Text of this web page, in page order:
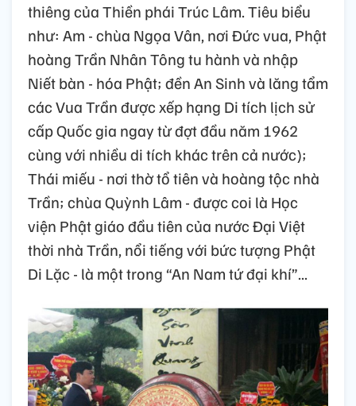
thiêng của Thiền phái Trúc Lâm. Tiêu biểu
như: Am - chùa Ngọa Vân, nơi Đức vua, Phật
hoàng Trần Nhân Tông tu hành và nhập
Niết bàn - hóa Phật; đền An Sinh và lăng tẩm
các Vua Trần được xếp hạng Di tích lịch sử
cấp Quốc gia ngay từ đợt đầu năm 1962
cùng với nhiều di tích khác trên cả nước);
Thái miếu - nơi thờ tổ tiên và hoàng tộc nhà
Trần; chùa Quỳnh Lâm - được coi là Học
viện Phật giáo đầu tiên của nước Đại Việt
thời nhà Trần, nổi tiếng với bức tượng Phật
Di Lặc - là một trong “An Nam tứ đại khí”...